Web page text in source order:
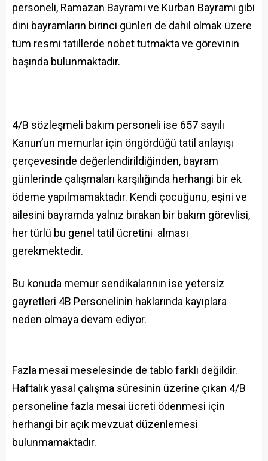
personeli, Ramazan Bayramı ve Kurban Bayramı gibi
dini bayramların birinci günleri de dahil olmak üzere
tüm resmi tatillerde nöbet tutmakta ve görevinin
başında bulunmaktadır.
4/B sözleşmeli bakım personeli ise 657 sayılı
Kanun’un memurlar için öngördüğü tatil anlayışı
çerçevesinde değerlendirildiğinden, bayram
günlerinde çalışmaları karşılığında herhangi bir ek
ödeme yapılmamaktadır. Kendi çocuğunu, eşini ve
ailesini bayramda yalnız bırakan bir bakım görevlisi,
her türlü bu genel tatil ücretini alması
gerekmektedir.
Bu konuda memur sendikalarının ise yetersiz
gayretleri 4B Personelinin haklarında kayıplara
neden olmaya devam ediyor.
Fazla mesai meselesinde de tablo farklı değildir.
Haftalık yasal çalışma süresinin üzerine çıkan 4/B
personeline fazla mesai ücreti ödenmesi için
herhangi bir açık mevzuat düzenlemesi
bulunmamaktadır.